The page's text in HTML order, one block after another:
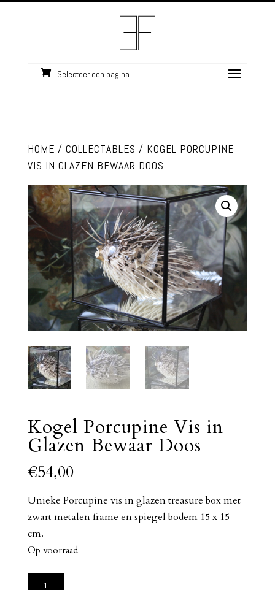
Selecteer een pagina
HOME / COLLECTABLES / KOGEL PORCUPINE
VIS IN GLAZEN BEWAAR DOOS
Kogel Porcupine Vis in
Glazen Bewaar Doos
€54,00
Unieke Porcupine vis in glazen treasure box met
zwart metalen frame en spiegel bodem 15 x 15
cm.
Op voorraad
Kogel